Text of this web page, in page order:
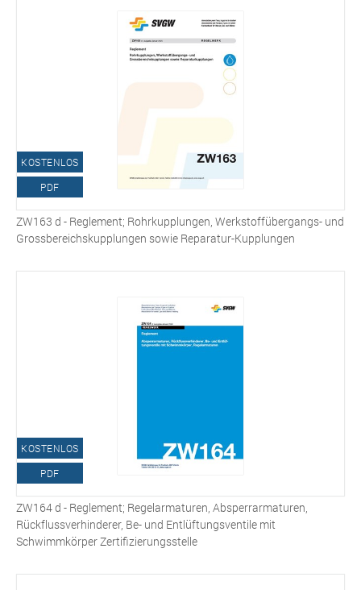
KOSTENLOS
PDF
ZW163 d - Reglement; Rohrkupplungen, Werkstoffübergangs- und
Grossbereichskupplungen sowie Reparatur-Kupplungen
KOSTENLOS
PDF
ZW164 d - Reglement; Regelarmaturen, Absperrarmaturen,
Rückflussverhinderer, Be- und Entlüftungsventile mit
Schwimmkörper Zertifizierungsstelle